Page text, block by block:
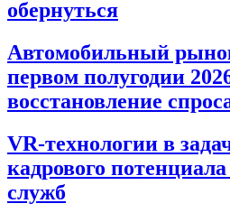
обернуться
Автомобильный
первом полугодии
восстановление
VR-технологии в
кадрового
служб